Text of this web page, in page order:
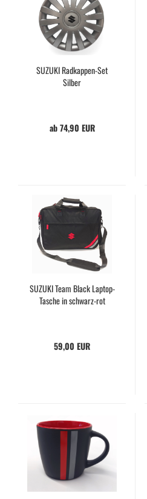
SUZUKI Radkappen-Set
Silber
ab 74,90 EUR
SUZUKI Team Black Laptop-
Tasche in schwarz-rot
59,00 EUR